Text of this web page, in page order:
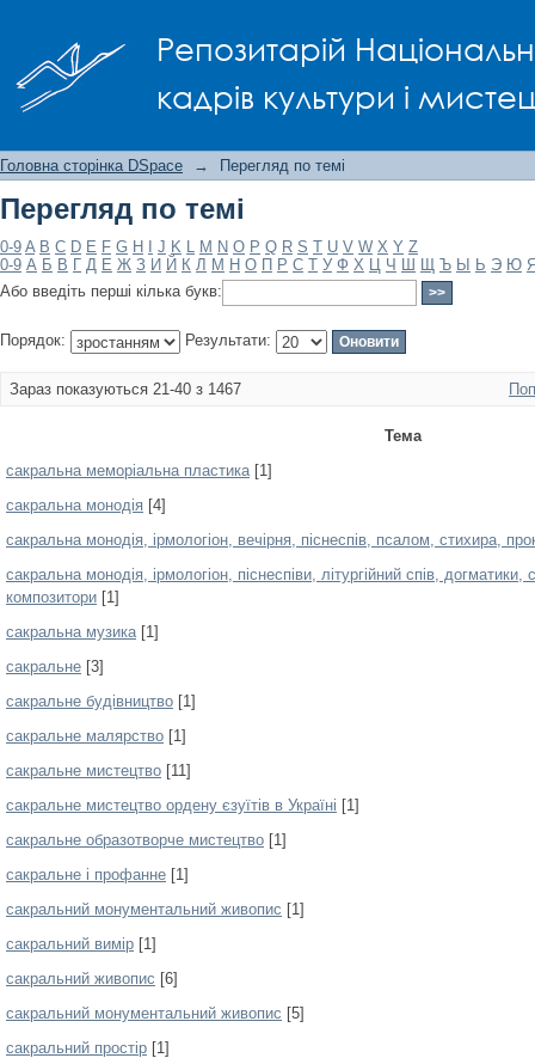
Репозитарій
кадрів культури і
Головна сторінка DSpace → Перегляд по темі
Перегляд по темі
0-9 A B C D E F G H J K L M N O P Q R S T U V W X Y Z
0-9 А Б В Г Д Е Ж З И Й К Л М Н О П Р С Т У Ф Х Ц Ч Ш Щ Ъ Ы Ь Э Ю
Або введіть перші кілька букв:
Порядок: Результати:
Зараз показуються 21-40 з 1467
Тема
сакральна меморіальна пластика[1]
сакральна монодія [4]
сакральна монодія, ірмологіон, вечірня, піснеспів, псалом, стихира,
сакральна монодія, ірмологіон, піснеспіви, літургійний спів, догматики,
композитори [1]
сакральна музика[1]
сакральне [3]
сакральне будівництво [1]
сакральне малярство [1]
сакральне мистецтво [11]
сакральне мистецтво ордену єзуїтів в Україні [1]
сакральне образотворче мистецтво [1]
сакральне і профанне [1]
сакральний монументальний живопис [1]
сакральний вимір [1]
сакральний живопис [6]
сакральний монументальний живопис [5]
сакральний простір [1]